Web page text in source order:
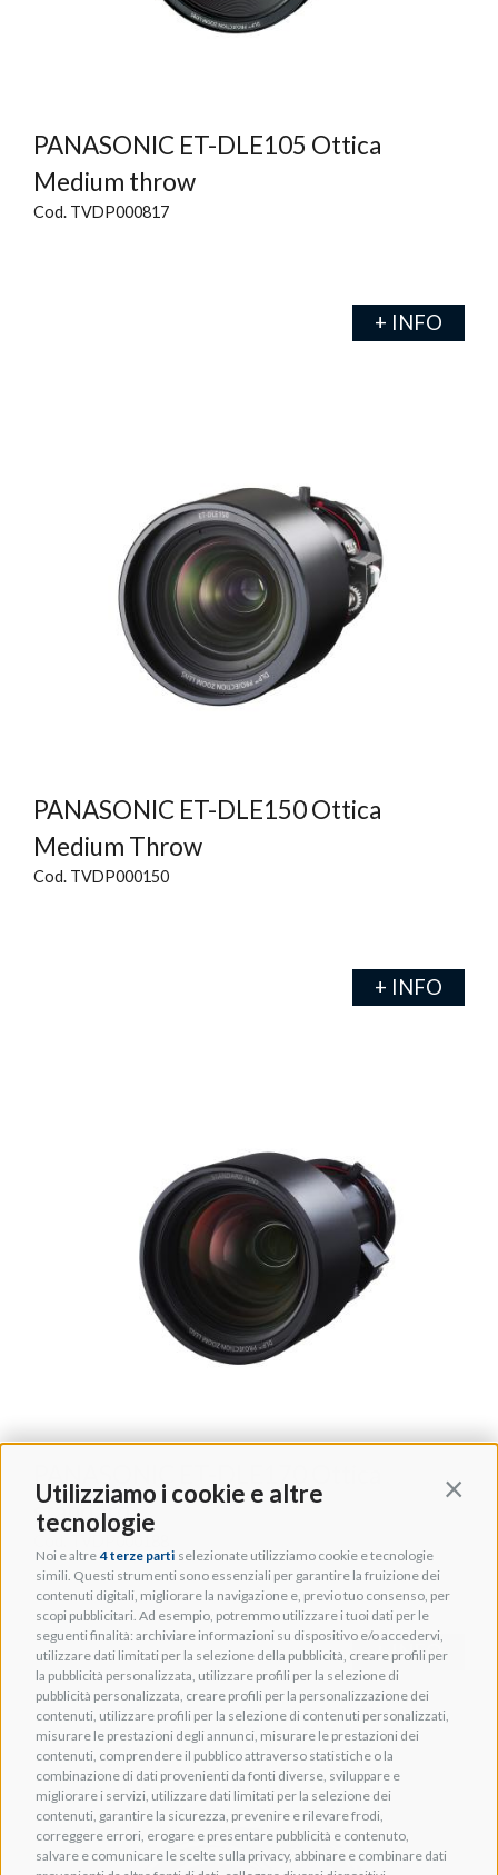
Utilizziamo i cookie e altre
tecnologie
Noi e altre 4 terze parti selezionate utilizziamo cookie e tecnologie
simili. Questi strumenti sono essenziali per garantire la fruizione dei
contenuti digitali, migliorare la navigazione e, previo tuo consenso, per
scopi pubblicitari. Ad esempio, potremmo utilizzare i tuoi dati per le
seguenti finalità: archiviare informazioni su dispositivo e/o accedervi,
utilizzare dati limitati per la selezione della pubblicità, creare profili per
la pubblicità personalizzata, utilizzare profili per la selezione di
pubblicità personalizzata, creare profili per la personalizzazione dei
contenuti, utilizzare profili per la selezione di contenuti personalizzati,
misurare le prestazioni degli annunci, misurare le prestazioni dei
contenuti, comprendere il pubblico attraverso statistiche o la
combinazione di dati provenienti da fonti diverse, sviluppare e
migliorare i servizi, utilizzare dati limitati per la selezione dei
contenuti, garantire la sicurezza, prevenire e rilevare frodi,
correggere errori, erogare e presentare pubblicità e contenuto,
salvare e comunicare le scelte sulla privacy, abbinare e combinare dati
PANASONIC ET-DLE105 Ottica
Medium throw
Cod. TVDP000817
+ INFO
PANASONIC ET-DLE150 Ottica
Medium Throw
Cod. TVDP000150
+ INFO
standard
Cod. TVDP000188
+ INFO